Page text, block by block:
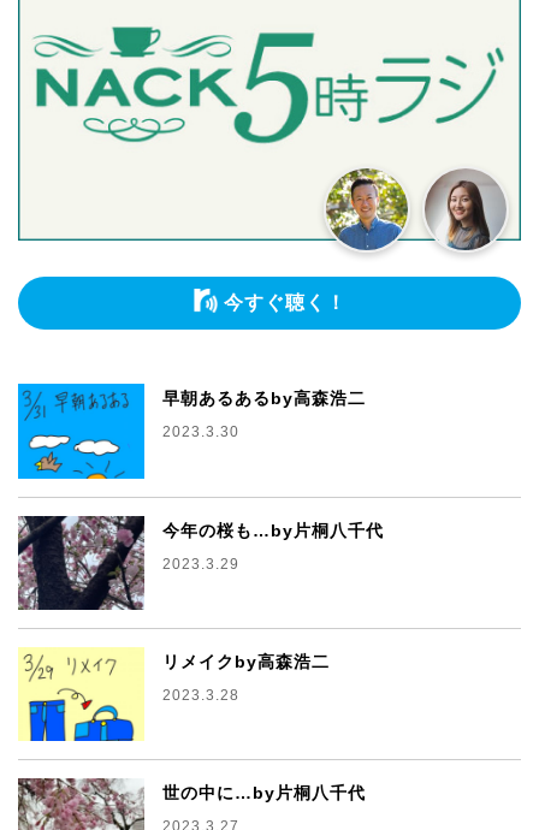
今すぐ聴く！
早朝あるあるby高森浩二
2023.3.30
今年の桜も…by片桐八千代
2023.3.29
リメイクby高森浩二
2023.3.28
世の中に…by片桐八千代